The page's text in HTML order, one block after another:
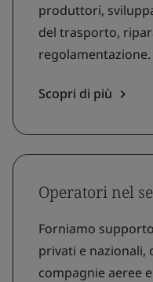
produttori,
del trasporto,
regolamentazione.
Scopri di più
Operatori nel
Forniamo
privati ​​e nazionali,
compagnie aeree